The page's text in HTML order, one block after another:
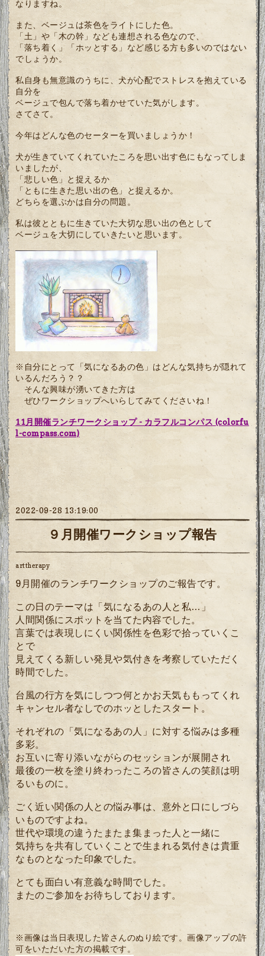
なりますね。
また、ベージュは茶色をライトにした色。
「土」や「木の幹」なども連想される色なので、
「落ち着く」「ホッとする」など感じる方も多いのではない
でしょうか。
私自身も無意識のうちに、犬が心配でストレスを抱えている
自分を
ベージュで包んで落ち着かせていた気がします。
さてさて。
今年はどんな色のセーターを買いましょうか！
犬が生きていてくれていたころを思い出す色にもなってしま
いましたが、
「悲しい色」と捉えるか
「ともに生きた思い出の色」と捉えるか。
どちらを選ぶかは自分の問題。
私は彼とともに生きていた大切な思い出の色として
ベージュを大切にしていきたいと思います。
※自分にとって「気になるあの色」はどんな気持ちが隠れて
いるんだろう？？
そんな興味が湧いてきた方は
ぜひワークショップへいらしてみてくださいね！
11月開催ランチワークショップ - カラフルコンパス (colorfu
l-compass.com)
2022-09-28 13:19:00
９月開催ワークショップ報告
arttherapy
9月開催のランチワークショップのご報告です。
この日のテーマは「気になるあの人と私…」
人間関係にスポットを当てた内容でした。
言葉では表現しにくい関係性を色彩で拾っていくこ
とで
見えてくる新しい発見や気付きを考察していただく
時間でした。
台風の行方を気にしつつ何とかお天気ももってくれ
キャンセル者なしでのホッとしたスタート。
それぞれの「気になるあの人」に対する悩みは多種
多彩。
お互いに寄り添いながらのセッションが展開され
最後の一枚を塗り終わったころの皆さんの笑顔は明
るいものに。
ごく近い関係の人との悩み事は、意外と口にしづら
いものですよね。
世代や環境の違うたまたま集まった人と一緒に
気持ちを共有していくことで生まれる気付きは貴重
なものとなった印象でした。
とても面白い有意義な時間でした。
またのご参加をお待ちしております。
※画像は当日表現した皆さんのぬり絵です。画像アップの許
可をいただいた方の掲載です。